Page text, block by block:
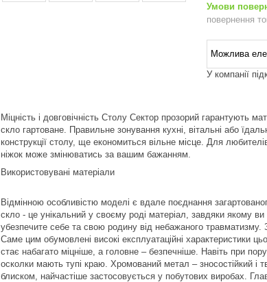
повернення
У компанії
Міцність і довговічність Столу Сектор прозорий гарантують
скло гартоване. Правильне зонування кухні, вітальні або
конструкції столу, ще економиться вільне місце. Для
ніжок може змінюватись за вашим бажанням.
Використовувані матеріали
Відмінною особливістю моделі є вдале поєднання
скло - це унікальний у своєму роді матеріал, завдяки якому ви
убезпечите себе та свою родину від небажаного
Саме цим обумовлені високі експлуатаційні характеристики
стає набагато міцніше, а головне – безпечніше. Навіть при
осколки мають тупі краю. Хромований метал – зносостійкий і
блиском, найчастіше застосовується у побутових виробах.